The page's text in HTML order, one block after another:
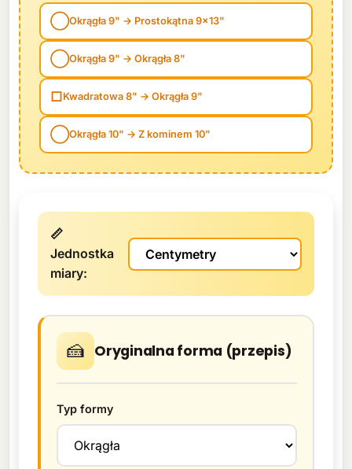
◯Okrągła 9" → Prostokątna 9x13"
◯Okrągła 9" → Okrągła 8"
□Kwadratowa 8" → Okrągła 9"
◯Okrągła 10" → Z kominem 10"
📏
Jednostka
miary:
🍰 Oryginalna forma (przepis)
Typ formy